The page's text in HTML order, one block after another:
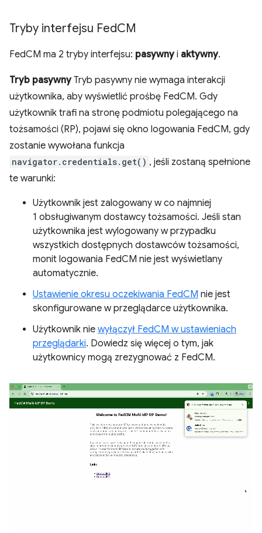
Tryby interfejsu FedCM
FedCM ma 2 tryby interfejsu: pasywnyi aktywny.
Tryb pasywnyTryb pasywny nie wymaga interakcji
użytkownika, aby wyświetlić prośbę FedCM. Gdy
użytkownik trafi na stronę podmiotu polegającego na
tożsamości (RP), pojawi się okno logowania FedCM, gdy
zostanie wywołana funkcja
navigator.credentials.get() , jeśli zostaną spełnione
te warunki:
Użytkownik jest zalogowany w co najmniej
1 obsługiwanym dostawcy tożsamości. Jeśli stan
użytkownika jest wylogowany w przypadku
wszystkich dostępnych dostawców tożsamości,
monit logowania FedCM nie jest wyświetlany
automatycznie.
Ustawienie okresu oczekiwania FedCM nie jest
skonfigurowane w przeglądarce użytkownika.
Użytkownik nie wyłączył FedCM w ustawieniach
przeglądarki. Dowiedz się więcej o tym, jak
użytkownicy mogą zrezygnować z FedCM.